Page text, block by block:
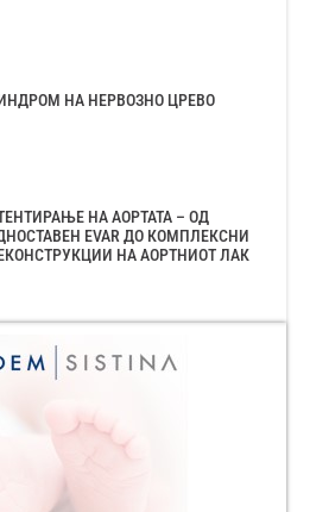
НА НЕРВОЗНО ЦРЕВО
НА АОРТАТА – ОД
EVAR ДО КОМПЛЕКСНИ
НА АОРТНИОТ ЛАК